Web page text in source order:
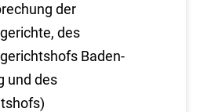
der
des
Baden-
und des